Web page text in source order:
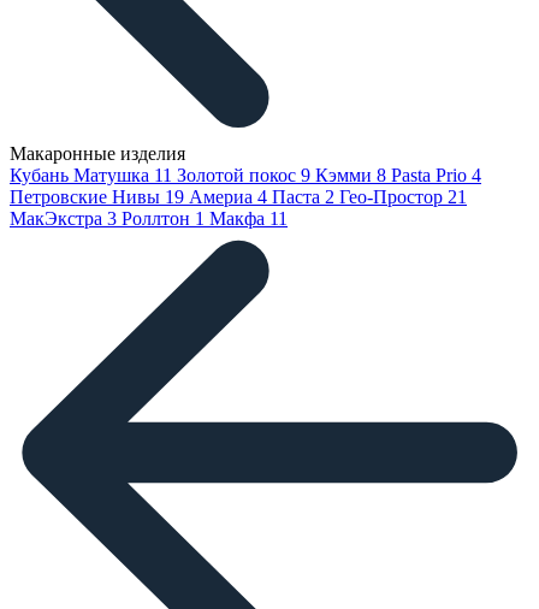
Макаронные изделия
Кубань Матушка 11 Золотой покос 9 Кэмми 8 Pasta Prio 4
Петровские Нивы 19 Америа 4 Паста 2 Гео-Простор 21
МакЭкстра 3 Роллтон 1 Макфа 11